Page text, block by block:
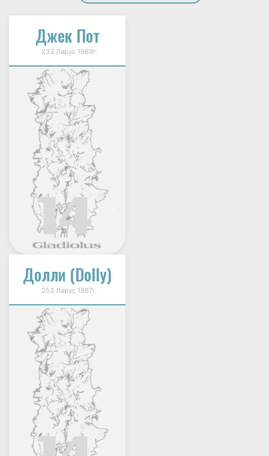
Джек Пот
233 Ларус 1969г.
Долли (Dolly)
253 Ларус 1967г.